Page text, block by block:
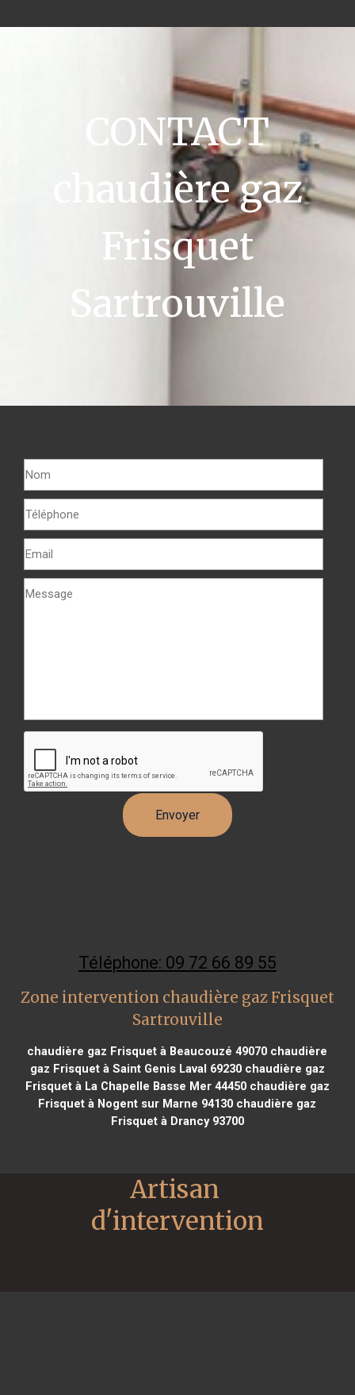
CONTACT
chaudière gaz
Frisquet
Sartrouville
Téléphone: 09 72 66 89 55
Zone intervention chaudière gaz Frisquet
Sartrouville
chaudière gaz Frisquet à Beaucouzé 49070 chaudière
gaz Frisquet à Saint Genis Laval 69230chaudière gaz
Frisquet à La Chapelle Basse Mer 44450chaudière gaz
Frisquet à Nogent sur Marne 94130 chaudière gaz
Frisquet à Drancy 93700
Artisan
d'intervention